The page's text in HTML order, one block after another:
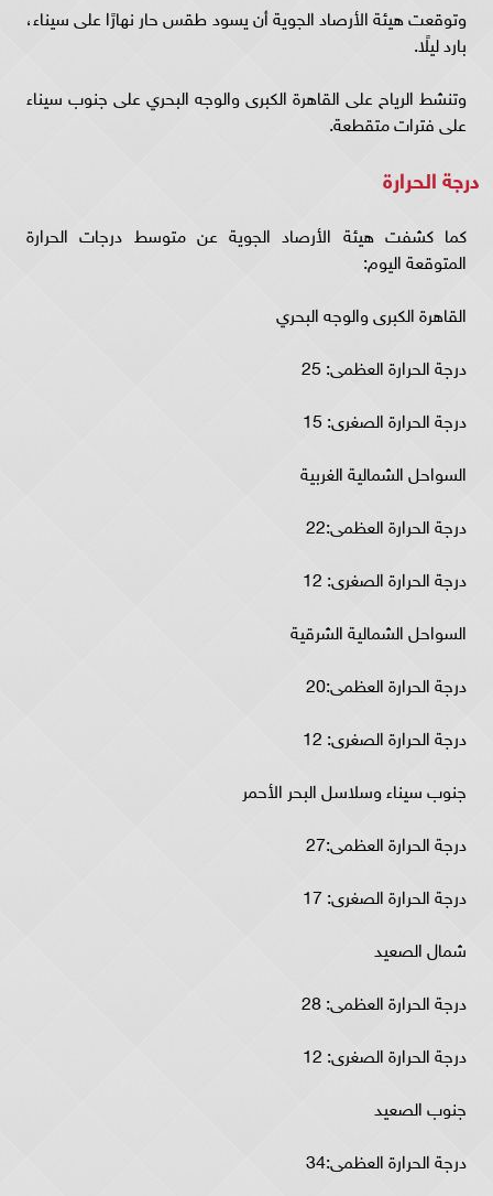
وتوقعت هيئة الأرصاد الجوية أن يسود طقس حار نهارًا على سيناء،
بارد ليلًا.
وتنشط الرياح على القاهرة الكبرى والوجه البحري على جنوب سيناء
على فترات متقطعة.
درجة الحرارة
كما كشفت هيئة الأرصاد الجوية عن متوسط درجات الحرارة
المتوقعة اليوم:
القاهرة الكبرى والوجه البحري
درجة الحرارة العظمى: 25
درجة الحرارة الصغرى: 15
السواحل الشمالية الغربية
درجة الحرارة العظمى:22
درجة الحرارة الصغرى: 12
السواحل الشمالية الشرقية
درجة الحرارة العظمى:20
درجة الحرارة الصغرى: 12
جنوب سيناء وسلاسل البحر الأحمر
درجة الحرارة العظمى:27
درجة الحرارة الصغرى: 17
شمال الصعيد
درجة الحرارة العظمى: 28
درجة الحرارة الصغرى: 12
جنوب الصعيد
درجة الحرارة العظمى:34